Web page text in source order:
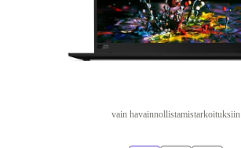
vain havainnollistamistarkoituksiin